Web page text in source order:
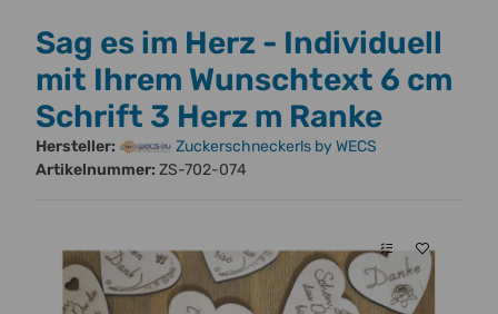
Sag es im Herz - Individuell
mit Ihrem Wunschtext 6 cm
Schrift 3 Herz m Ranke
Hersteller:
Zuckerschneckerls by WECS
Artikelnummer: ZS-702-074